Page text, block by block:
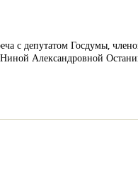
с депутатом Госдумы,
Александровной